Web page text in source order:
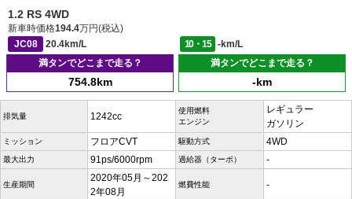
1.2 RS 4WD
新車時価格194.4万円(税込)
JC08
20.4km/L 10・15
-km/L
満タンでどこまで走る？
754.8km
満タンでどこまで走る？
-km
排気量 1242cc
使用燃料
エンジン
レギュラー
ガソリン
ミッション フロアCVT 駆動方式 4WD
最大出力 91ps/6000rpm 過給器（ターボ） -
生産期間
2020年05月～202
2年08月
燃費性能 -